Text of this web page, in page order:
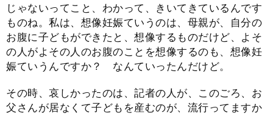
じゃないってこと、わかって、きいてきているんです
ものね。私は、想像妊娠ていうのは、母親が、自分の
お腹に子どもができたと、想像するものだけど、よそ
の人がよその人のお腹のことを想像するのも、想像妊
娠ていうんですか？ なんていったんだけど。
その時、哀しかったのは、記者の人が、このごろ、お
父さんが居なくて子どもを産むのが、流行ってますか